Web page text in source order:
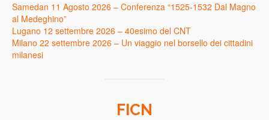
Samedan 11 Agosto 2026 – Conferenza “1525-1532 Dal Magno
al Medeghino”
Lugano 12 settembre 2026 – 40esimo del CNT
Milano 22 settembre 2026 – Un viaggio nel borsello dei cittadini
milanesi
FICN